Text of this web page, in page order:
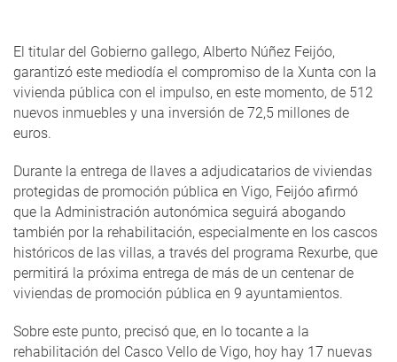
El titular del Gobierno gallego, Alberto Núñez Feijóo,
garantizó este mediodía el compromiso de la Xunta con la
vivienda pública con el impulso, en este momento, de 512
nuevos inmuebles y una inversión de 72,5 millones de
euros.
Durante la entrega de llaves a adjudicatarios de viviendas
protegidas de promoción pública en Vigo, Feijóo afirmó
que la Administración autonómica seguirá abogando
también por la rehabilitación, especialmente en los cascos
históricos de las villas, a través del programa Rexurbe, que
permitirá la próxima entrega de más de un centenar de
viviendas de promoción pública en 9 ayuntamientos.
Sobre este punto, precisó que, en lo tocante a la
rehabilitación del Casco Vello de Vigo, hoy hay 17 nuevas